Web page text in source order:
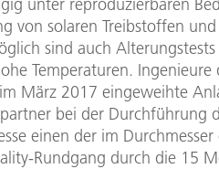
von solaren Treibstoffen
sind auch
Temperaturen. Ingenieure
März 2017 eingeweihte
bei der Durchführung
einen der im
Rundgang durch die 15